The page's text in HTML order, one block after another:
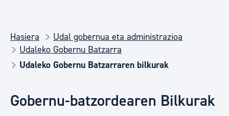
Hasiera
Udal gobernua eta administrazioa
Udaleko Gobernu Batzarra
Udaleko Gobernu Batzarraren bilkurak
Gobernu-batzordearen Bilkurak